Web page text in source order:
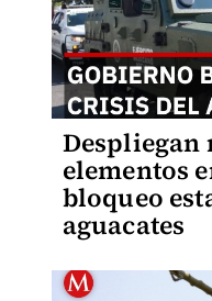
Despliegan
elementos
bloqueo
aguacates